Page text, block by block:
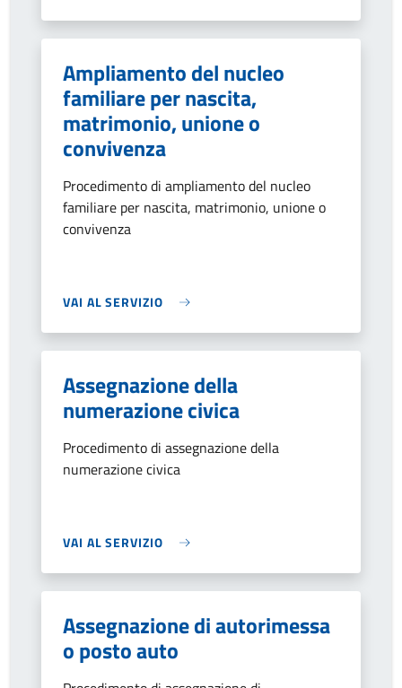
Ampliamento del nucleo
familiare per nascita,
matrimonio, unione o
convivenza
Procedimento di ampliamento del nucleo
familiare per nascita, matrimonio, unione o
convivenza
VAI AL SERVIZIO
Assegnazione della
numerazione civica
Procedimento di assegnazione della
numerazione civica
VAI AL SERVIZIO
Assegnazione di autorimessa
o posto auto